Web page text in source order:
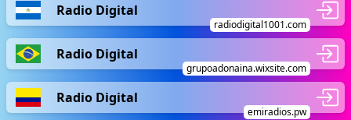
Radio Digital
radiodigital1001.com
Radio Digital
grupoadonaina.wixsite.com
Radio Digital
emiradios.pw